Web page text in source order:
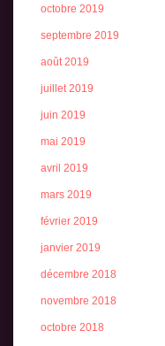
octobre 2019
septembre 2019
août 2019
juillet 2019
juin 2019
mai 2019
avril 2019
mars 2019
février 2019
janvier 2019
décembre 2018
novembre 2018
octobre 2018